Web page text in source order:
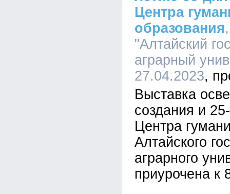
Центра
образования
"Алтайский
аграрный
27.04.2023
Выставка
создания и
Центра
Алтайского
аграрного
приурочена к